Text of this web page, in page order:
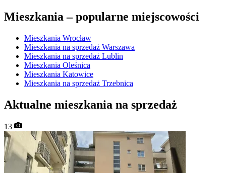
Mieszkania –popularne miejscowości
Mieszkania Wrocław
Mieszkania na sprzedaż Warszawa
Mieszkania na sprzedaż Lublin
Mieszkania Oleśnica
Mieszkania Katowice
Mieszkania na sprzedaż Trzebnica
Aktualne mieszkania na sprzedaż
13